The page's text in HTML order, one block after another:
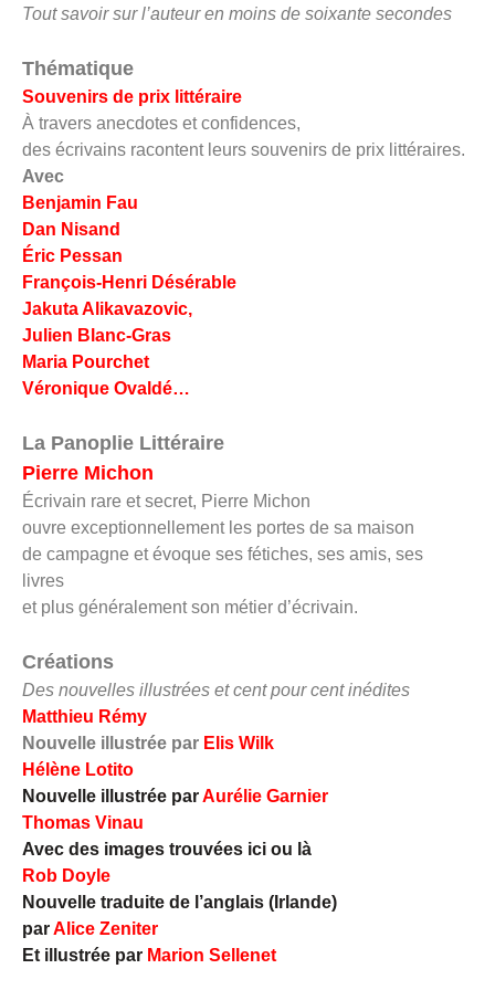
Tout savoir sur l’auteur en moins de soixante secondes
Thématique
Souvenirs de prix littéraire
À travers anecdotes et confidences,
des écrivains racontent leurs souvenirs de prix littéraires.
Avec
Benjamin Fau
Dan Nisand
Éric Pessan
François-Henri Désérable
Jakuta Alikavazovic,
Julien Blanc-Gras
Maria Pourchet
Véronique Ovaldé…
La Panoplie Littéraire
Pierre Michon
Écrivain rare et secret, Pierre Michon
ouvre exceptionnellement les portes de sa maison
de campagne et évoque ses fétiches, ses amis, ses
livres
et plus généralement son métier d’écrivain.
Créations
Des nouvelles illustrées et cent pour cent inédites
Matthieu Rémy
Nouvelle illustrée par Elis Wilk
Hélène Lotito
Nouvelle illustrée parAurélie Garnier
Thomas Vinau
Avec des images trouvées ici ou là
Rob Doyle
Nouvelle traduite de l’anglais (Irlande)
parAlice Zeniter
Et illustrée par Marion Sellenet